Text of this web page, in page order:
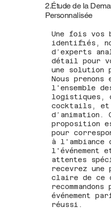
2.Étude de la
Personnalisée
Une fois vos
identifiés,
d’experts
détail pour
une solution
Nous prenons
l'ensemble
logistiques,
cocktails, et
d’animation.
proposition
pour
à l'ambiance
l'événement
attentes
recevrez une
claire de ce
recommandons
événement
réussi.